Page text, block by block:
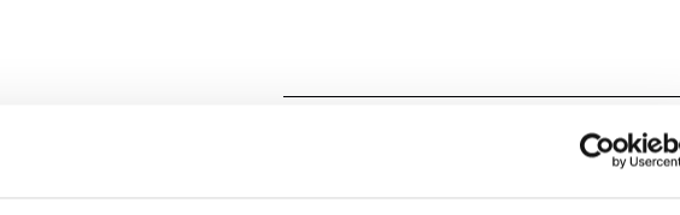
Marchio
Bartorelli Italian Jewels